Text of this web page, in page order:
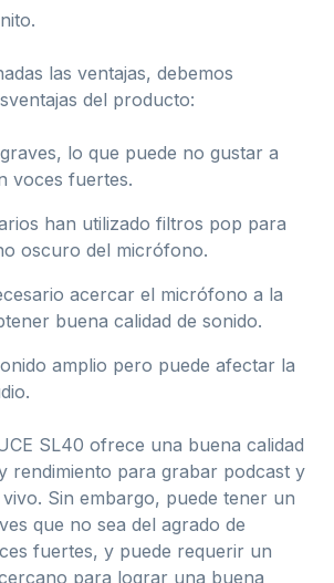
las ventajas, debemos
del producto:
lo que puede no gustar a
voces fuertes.
han utilizado filtros pop para
oscuro del micrófono.
acercar el micrófono a la
buena calidad de sonido.
amplio pero puede afectar la
SL40 ofrece una buena calidad
rendimiento para grabar podcast y
Sin embargo, puede tener un
que no sea del agrado de
fuertes, y puede requerir un
para lograr una buena